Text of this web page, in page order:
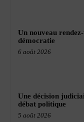
Un nouveau
démocratie
6 août 2026
Une décision
débat politique
5 août 2026